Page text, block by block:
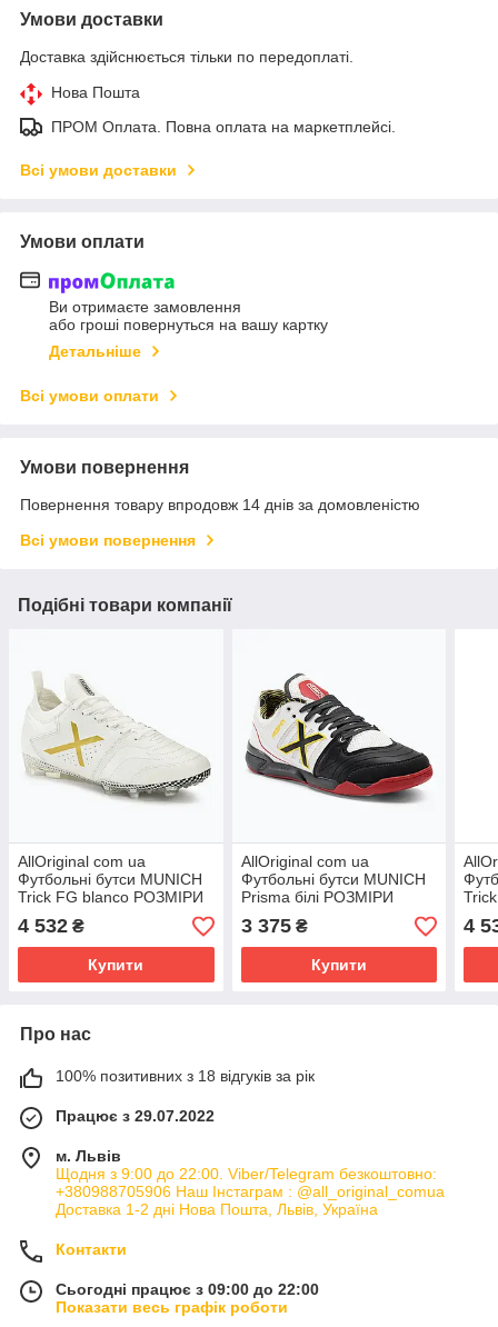
Умови доставки
Доставка здійснюється тільки по передоплаті.
Нова Пошта
ПРОМ Оплата. Повна оплата на маркетплейсі.
Всі умови доставки
Умови оплати
Ви отримаєте замовлення
або гроші повернуться на вашу картку
Детальніше
Всі умови оплати
Умови повернення
Повернення товару впродовж 14 днів за домовленістю
Всі умови повернення
Подібні товари компанії
AllOriginal com ua
Футбольні бутси MUNICH
Trick FG blanco РОЗМІРИ
ЗАПИТУЙТЕ
4 532 ₴
Купити
AllOriginal com ua
Футбольні бутси MUNICH
Prisma білі РОЗМІРИ
ЗАПИТУЙТЕ
3 375₴
Купити
4
Про нас
100% позитивних з 18 відгуків за рік
Працює з 29.07.2022
м. Львів
Щодня з 9:00 до 22:00. Viber/Telegram безкоштовно:
+380988705906 Наш Інстаграм : @all_original_comua
Доставка 1-2 дні Нова Пошта, Львів, Україна
Контакти
Сьогодні працює з 09:00 до 22:00
Показати весь графік роботи